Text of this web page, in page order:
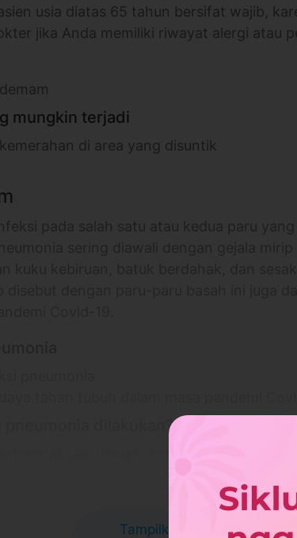
usia diatas 65 tahun bersifat wajib,
jika Anda memiliki riwayat alergi atau
mungkin terjadi
di area yang disuntik
pneumonia dilakukan?
Tampilkan lebih banyak